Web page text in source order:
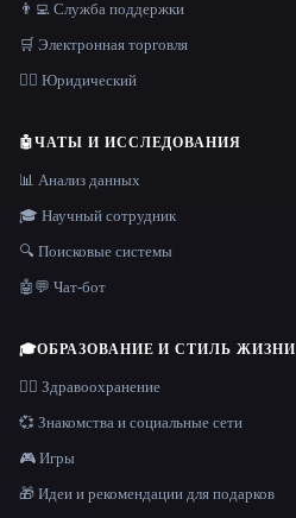
👨‍💻 Служба поддержки
🛒 Электронная торговля
👩‍⚖️ Юридический
🤖ЧАТЫ И ИССЛЕДОВАНИЯ
📊 Анализ данных
🎓 Научный сотрудник
🔍 Поисковые системы
🤖💬 Чат-бот
🎓ОБРАЗОВАНИЕ И СТИЛЬ ЖИЗНИ
👩‍⚕️ Здравоохранение
💞 Знакомства и социальные сети
🎮 Игры
🎁 Идеи и рекомендации для подарков